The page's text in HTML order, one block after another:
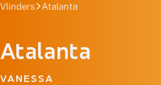
Vlinders Atalanta
Atalanta
VANESSA